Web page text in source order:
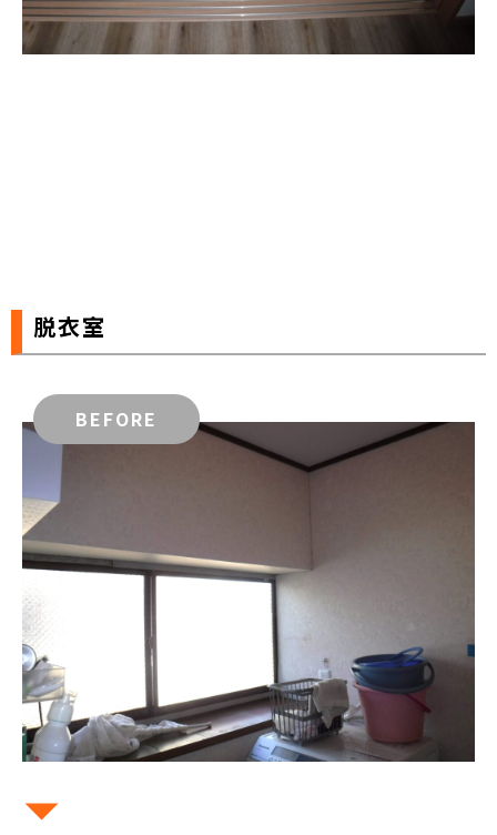
脱衣室
BEFORE